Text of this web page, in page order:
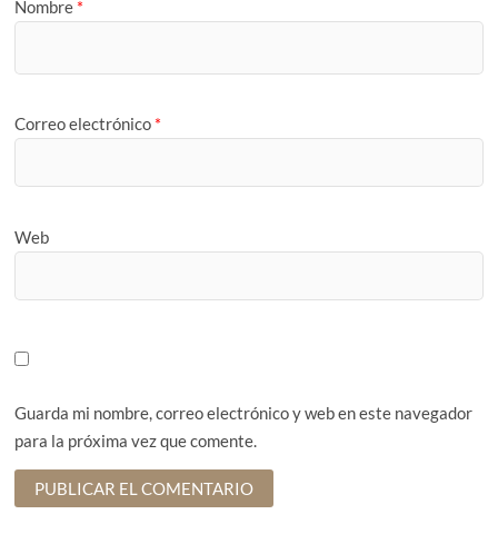
Nombre *
Correo electrónico *
Web
Guarda mi nombre, correo electrónico y web en este navegador
para la próxima vez que comente.